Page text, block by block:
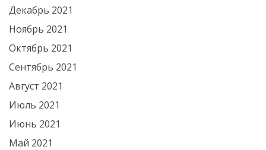
Декабрь 2021
Ноябрь 2021
Октябрь 2021
Сентябрь 2021
Август 2021
Июль 2021
Июнь 2021
Май 2021